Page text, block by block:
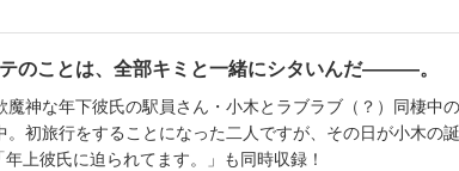
のことは、全部キミと一緒にシタいんだ―――。
魔神な年下彼氏の駅員さん・小木とラブラブ（？）同棲中
。初旅行をすることになった二人ですが、その日が小木の
上彼氏に迫られてます。」も同時収録！